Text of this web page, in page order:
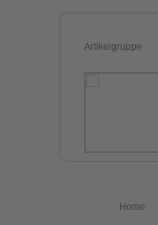
Artikelgruppe
Home